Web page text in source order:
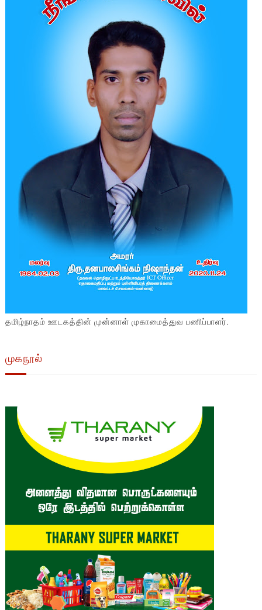
தமிழ்நாதம் ஊடகத்தின் முன்னாள் முகாமைத்துவ பணிப்பாளர்.
முகநூல்